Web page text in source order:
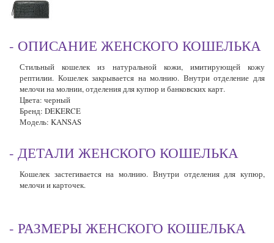
- ОПИСАНИЕ ЖЕНСКОГО КОШЕЛЬКА
Стильный кошелек из натуральной кожи, имитирующей кожу
рептилии. Кошелек закрывается на молнию. Внутри отделение для
мелочи на молнии, отделения для купюр и банковских карт.
Цвета: черный
Бренд: DEKERCE
Модель: KANSAS
- ДЕТАЛИ ЖЕНСКОГО КОШЕЛЬКА
Кошелек застегивается на молнию. Внутри отделения для купюр,
мелочи и карточек.
- РАЗМЕРЫ ЖЕНСКОГО КОШЕЛЬКА